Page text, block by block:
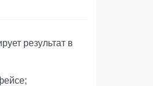
результат в